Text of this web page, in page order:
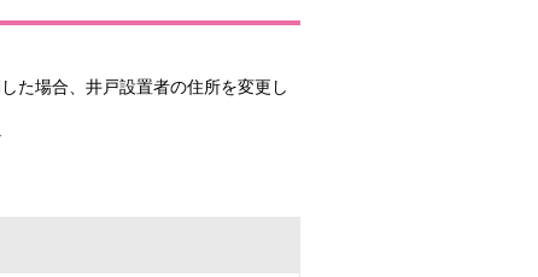
た場合、井戸設置者の住所を変更し